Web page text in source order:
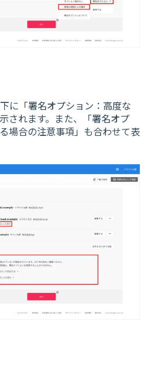
に「署名オプション：高度な
されます。また、「署名オプ
場合の注意事項」も合わせて表